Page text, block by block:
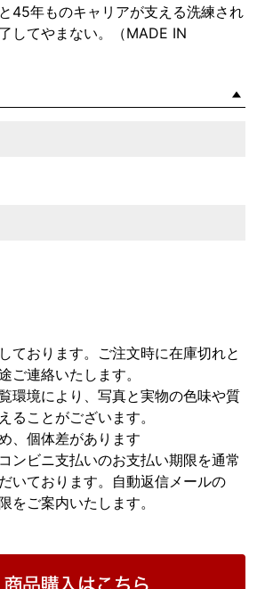
45年ものキャリアが支える洗練され
してやまない。（MADE IN
ております。ご注文時に在庫切れと
ご連絡いたします。
環境により、写真と実物の色味や質
ることがございます。
、個体差があります
ンビニ支払いのお支払い期限を通常
いております。自動返信メールの
をご案内いたします。